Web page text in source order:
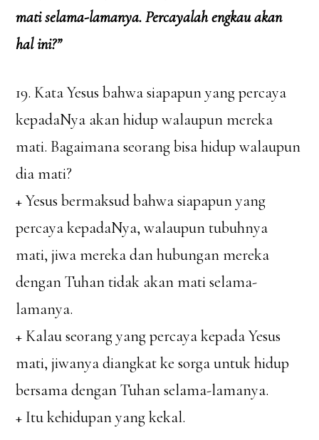
mati selama-lamanya. Percayalah engkau akan
hal ini?”
19. Kata Yesus bahwa siapapun yang percaya
kepadaNya akan hidup walaupun mereka
mati. Bagaimana seorang bisa hidup walaupun
dia mati?
+ Yesus bermaksud bahwa siapapun yang
percaya kepadaNya, walaupun tubuhnya
mati, jiwa mereka dan hubungan mereka
dengan Tuhan tidak akan mati selama-
lamanya.
+ Kalau seorang yang percaya kepada Yesus
mati, jiwanya diangkat ke sorga untuk hidup
bersama dengan Tuhan selama-lamanya.
+ Itu kehidupan yang kekal.